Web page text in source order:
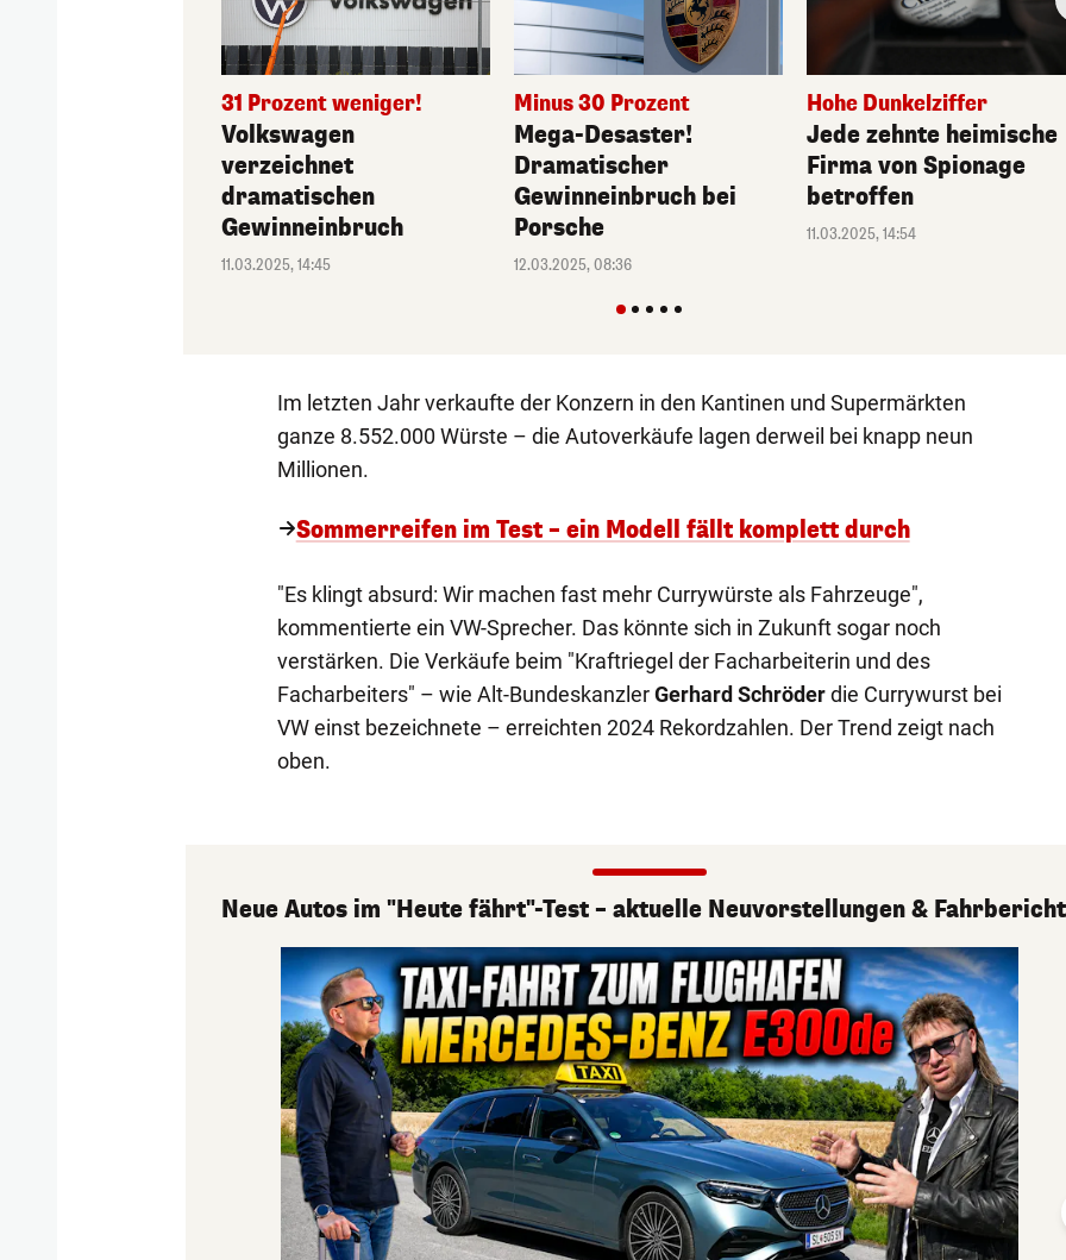
31 Prozent weniger!
Volkswagen
verzeichnet
dramatischen
Gewinneinbruch
11.03.2025, 14:45
Minus 30 Prozent
Mega-Desaster!
Dramatischer
Gewinneinbruch bei
Porsche
12.03.2025, 08:36
Hohe Dunkelziffer
Jede zehnte heimische
Firma von Spionage
betroffen
11.03.2025, 14:54
Im letzten Jahr verkaufte der Konzern in den Kantinen und Supermärkten
ganze 8.552.000 Würste – die Autoverkäufe lagen derweil bei knapp neun
Millionen.
Sommerreifen im Test – ein Modell fällt komplett durch
"Es klingt absurd: Wir machen fast mehr Currywürste als Fahrzeuge",
kommentierte ein VW-Sprecher. Das könnte sich in Zukunft sogar noch
verstärken. Die Verkäufe beim "Kraftriegel der Facharbeiterin und des
Facharbeiters" – wie Alt-BundeskanzlerGerhard Schröderdie Currywurst bei
VW einst bezeichnete – erreichten 2024 Rekordzahlen. Der Trend zeigt nach
oben.
Neue Autos im "Heute fährt"-Test – aktuelle Neuvorstellungen &